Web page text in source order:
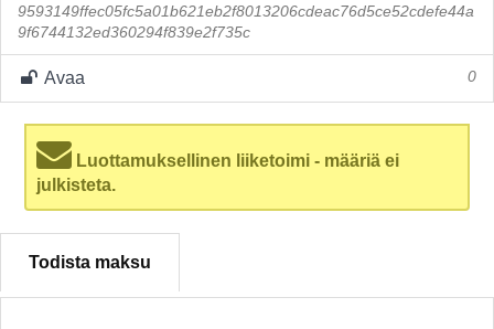
9593149ffec05fc5a01b621eb2f8013206cdeac76d5ce52cdefe44a
9f6744132ed360294f839e2f735c
Avaa 0
Luottamuksellinen liiketoimi - määriä ei
julkisteta.
Todista maksu